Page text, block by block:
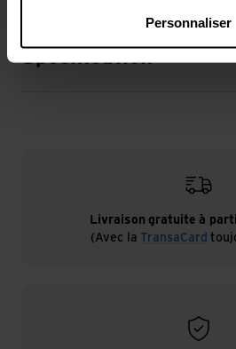
Personnaliser
Spécification
Livraison gratuite à
(Avec la TransaCard